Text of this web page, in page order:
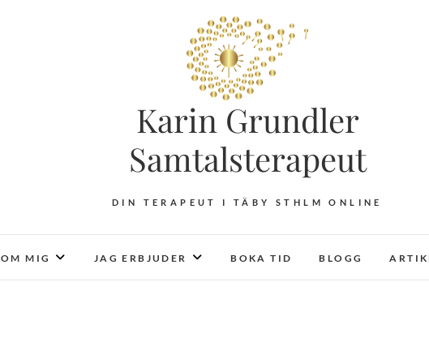
Karin Grundler
Samtalsterapeut
DIN TERAPEUT I TÄBY STHLM ONLINE
OM MIG JAG ERBJUDER BOKA TID BLOGG